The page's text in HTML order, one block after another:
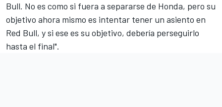
Bull. No es como si fuera a separarse de Honda, pero su
objetivo ahora mismo es intentar tener un asiento en
Red Bull, y si ese es su objetivo, debería perseguirlo
hasta el final".